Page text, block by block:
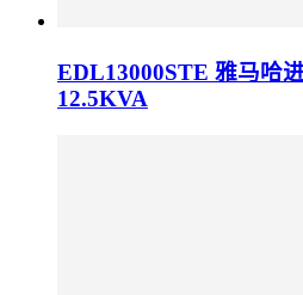
EDL13000STE 雅马哈
12.5KVA